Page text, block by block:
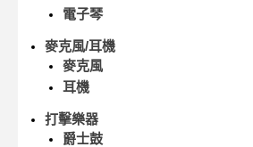
電子琴
麥克風/耳機
麥克風
耳機
打擊樂器
爵士鼓